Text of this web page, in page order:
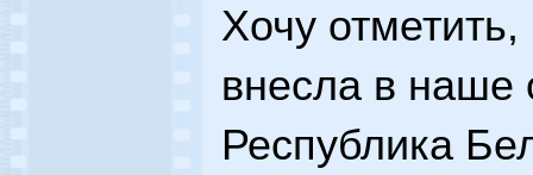
Хочу
внесла в
Республика